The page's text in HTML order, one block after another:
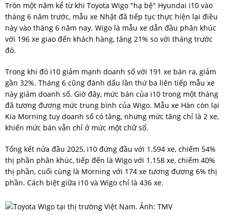
Tròn một năm kể từ khi Toyota Wigo "hạ bệ" Hyundai i10 vào
tháng 6 năm trước, mẫu xe Nhật đã tiếp tục thực hiện lại điều
này vào tháng 6 năm nay. Wigo là mẫu xe dẫn đầu phân khúc
với 196 xe giao đến khách hàng, tăng 21% so với tháng trước
đó.
Trong khi đó i10 giảm mạnh doanh số với 191 xe bán ra, giảm
gần 32%. Tháng 6 cũng đánh dấu lần thứ ba liên tiếp mẫu xe
này giảm doanh số. Giờ đây, mức bán của i10 trong một tháng
đã tương đương mức trung bình của Wigo. Mẫu xe Hàn còn lại
Kia Morning tuy doanh số có tăng, nhưng mức tăng chỉ là 2 xe,
khiến mức bán vẫn chỉ ở mức một chữ số.
Tổng kết nửa đầu 2025, i10 đứng đầu với 1.594 xe, chiếm 54%
thị phần phân khúc, tiếp đến là Wigo với 1.158 xe, chiếm 40%
thị phần, cuối cùng là Morning với 174 xe tương đương 6% thị
phần. Cách biệt giữa i10 và Wigo chỉ là 436 xe.